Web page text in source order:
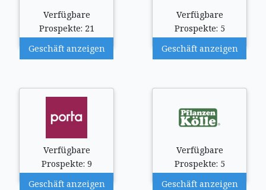
Verfügbare
Prospekte: 21
Geschäft anzeigen
Verfügbare
Prospekte: 5
Geschäft anzeigen
Verfügbare
Prospekte: 9
Geschäft anzeigen
Verfügbare
Prospekte: 5
Geschäft anzeigen